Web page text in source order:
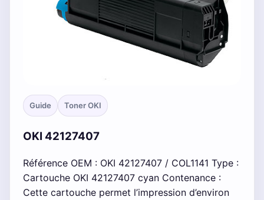
Guide Toner OKI
OKI 42127407
Référence OEM : OKI 42127407 / COL1141 Type :
Cartouche OKI 42127407 cyan Contenance :
Cette cartouche permet l’impression d’environ